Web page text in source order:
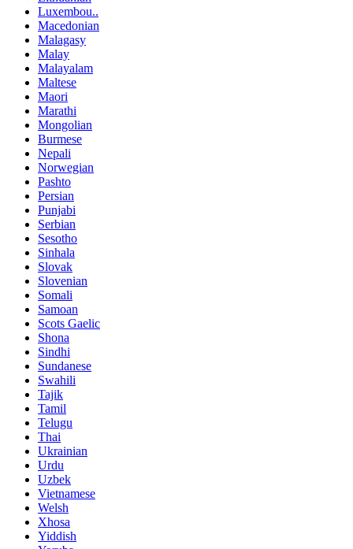
Luxembou..
Macedonian
Malagasy
Malay
Malayalam
Maltese
Maori
Marathi
Mongolian
Burmese
Nepali
Norwegian
Pashto
Persian
Punjabi
Serbian
Sesotho
Sinhala
Slovak
Slovenian
Somali
Samoan
Scots Gaelic
Shona
Sindhi
Sundanese
Swahili
Tajik
Tamil
Telugu
Thai
Ukrainian
Urdu
Uzbek
Vietnamese
Welsh
Xhosa
Yiddish